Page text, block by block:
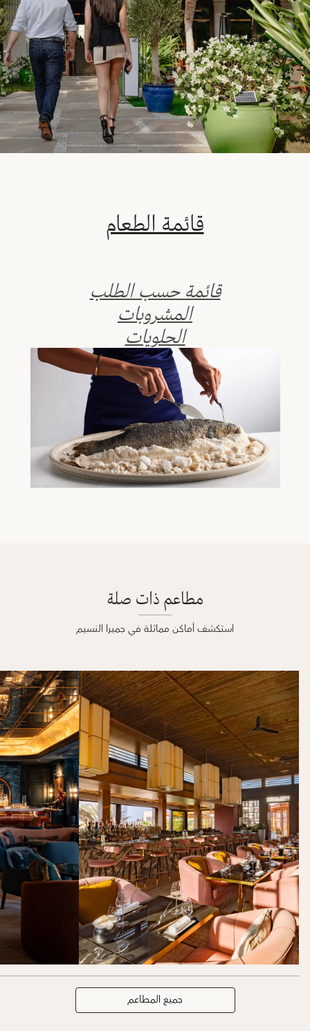
قائمة الطعام
قائمة حسب الطلب
المشروبات
الحلويات
مطاعم ذات صلة
استكشف أماكن مماثلة في جميرا النسيم
جميع المطاعم